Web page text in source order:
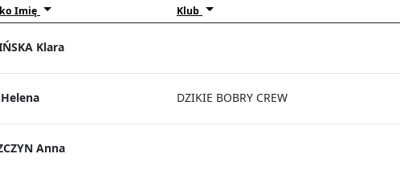
Imię Klub
Klara
DZIKIE BOBRY CREW
Anna